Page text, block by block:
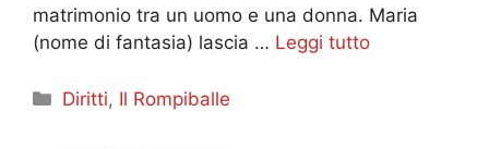
matrimonio tra un uomo e una donna. Maria
(nome di fantasia) lascia … Leggi tutto
Categorie
Diritti, Il Rompiballe